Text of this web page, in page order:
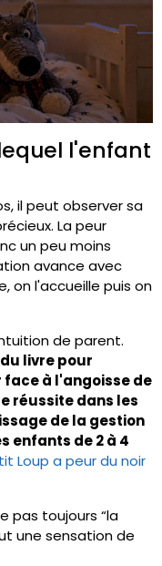
l'enfant
il peut observer sa
La peur
un peu moins
avance avec
on l'accueille puis on
de parent.
livre pour
à l'angoisse de
réussite dans les
de la gestion
enfants de 2 à 4
Loup a peur du noir
pas toujours “la
une sensation de